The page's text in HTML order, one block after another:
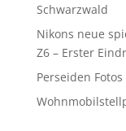
Schwarzwald
Nikons neue
Z6 – Erster
Perseiden Fotos